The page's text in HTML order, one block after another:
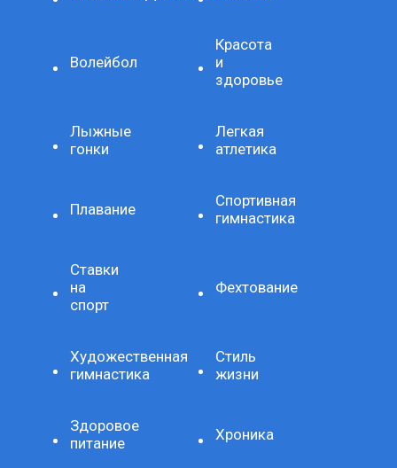
Волейбол
Красота
и
здоровье
Лыжные
гонки
Легкая
атлетика
Плавание
Спортивная
гимнастика
Ставки
на
спорт
Фехтование
Художественная
гимнастика
Стиль
жизни
Здоровое
питание
Хроника